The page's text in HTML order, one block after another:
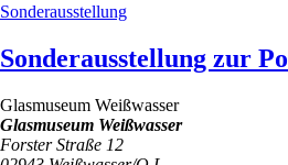
Sonderausstellung
Sonderausstellung zur
Glasmuseum Weißwasser
Glasmuseum Weißwasser
Forster Straße 12